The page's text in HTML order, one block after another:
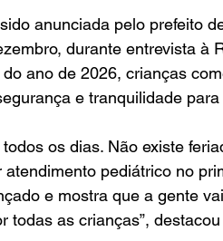
anunciada pelo prefeito
durante entrevista à
ano de 2026, crianças
e tranquilidade
os dias. Não existe
atendimento pediátrico no
e mostra que a gente
todas as crianças”,